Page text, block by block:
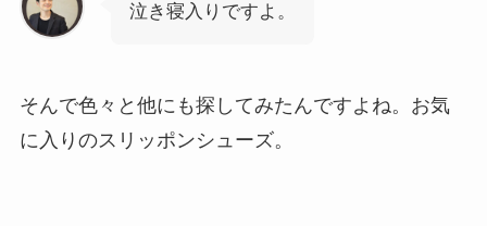
泣き寝入りですよ。
そんで色々と他にも探してみたんですよね。お気
に入りのスリッポンシューズ。